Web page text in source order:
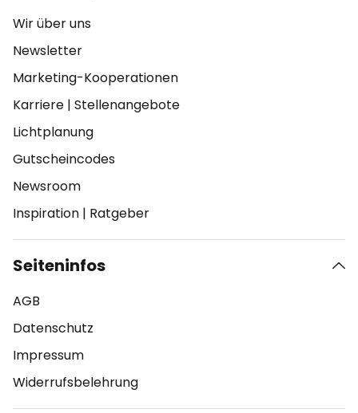
Wir über uns
Newsletter
Marketing-Kooperationen
Karriere | Stellenangebote
Lichtplanung
Gutscheincodes
Newsroom
Inspiration | Ratgeber
Seiteninfos
AGB
Datenschutz
Impressum
Widerrufsbelehrung